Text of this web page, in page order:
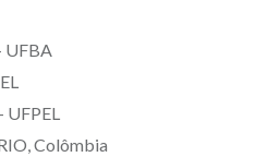
UFBA
UFPEL
Colômbia